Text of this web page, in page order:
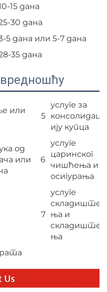
15 дана
30 дана
5 дана или 5-7 дана
35 дана
или
5
услуге за
консолидац
ију купца
од
или
6
услуге
царинског
чишћења и
осигурања
7
услуге
складиште
ња и
складиште
ња